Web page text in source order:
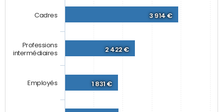
3 914 €
2 422 €
1 831 €
Cadres
Professions
intermédiaires
Employés